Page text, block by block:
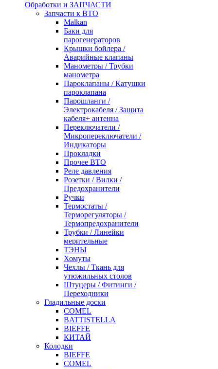
Обработки и ЗАПЧАСТИ
Запчасти к ВТО
Malkan
Баки для
парогенераторов
Крышки бойлера /
Аварийные клапаны
Манометры / Трубки
манометра
Пароклапаны / Катушки
пароклапана
Парошланги /
Электрокабеля / Защита
кабеля+ антенна
Переключатели /
Микропереключатели /
Индикаторы
Прокладки
Прочее ВТО
Реле давления
Розетки / Вилки /
Предохранители
Ручки
Термостаты /
Терморегуляторы /
Термопредохранители
Трубки / Линейки
мерительные
ТЭНЫ
Хомуты
Чехлы / Ткань для
утюжильных столов
Штуцеры / Фитинги /
Переходники
Гладильные доски
COMEL
BATTISTELLA
BIEFFE
КИТАЙ
Колодки
BIEFFE
COMEL